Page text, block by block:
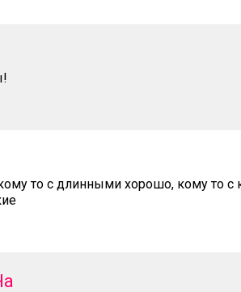
то с длинными хорошо, кому то с